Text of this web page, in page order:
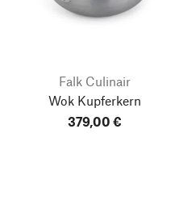
Falk Culinair
Wok Kupferkern
379,00 €